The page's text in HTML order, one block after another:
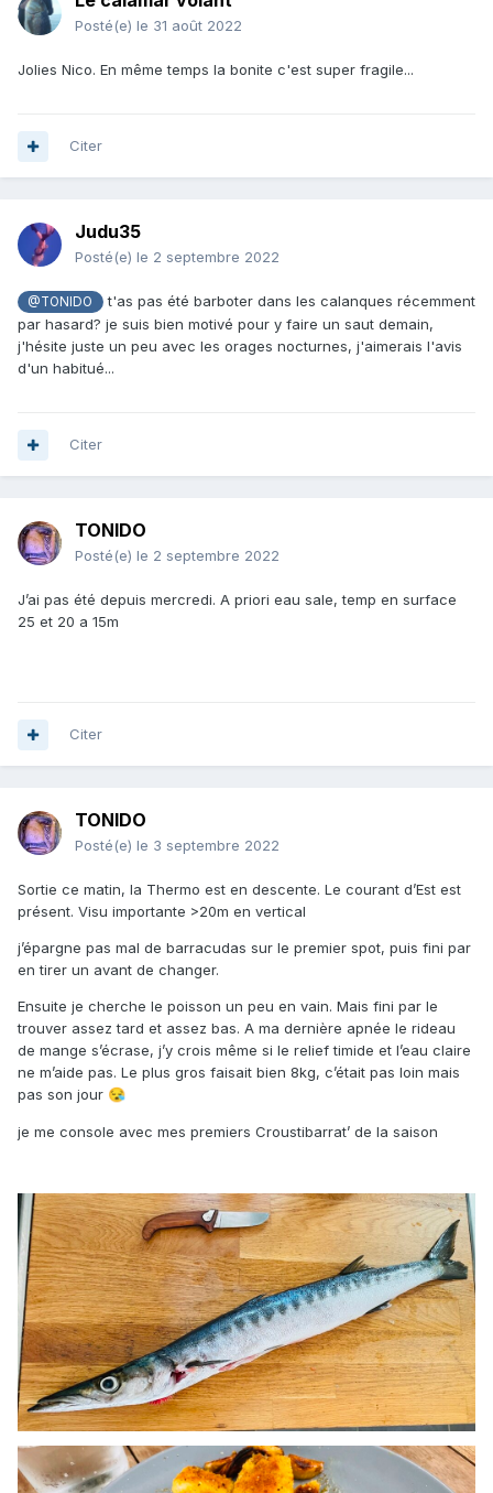
Posté(e) le 31 août 2022
Jolies Nico. En même temps la bonite c'est super fragile...
Citer
Judu35
Posté(e) le 2 septembre 2022
@TONIDO
t'as pas été barboter dans les calanques récemment
par hasard? je suis bien motivé pour y faire un saut demain,
j'hésite juste un peu avec les orages nocturnes, j'aimerais l'avis
d'un habitué...
Citer
TONIDO
Posté(e) le 2 septembre 2022
J’ai pas été depuis mercredi. A priori eau sale, temp en surface
25 et 20 a 15m
Citer
TONIDO
Posté(e) le 3 septembre 2022
Sortie ce matin, la Thermo est en descente. Le courant d’Est est
présent. Visu importante >20m en vertical
j’épargne pas mal de barracudas sur le premier spot, puis fini par
en tirer un avant de changer.
Ensuite je cherche le poisson un peu en vain. Mais fini par le
trouver assez tard et assez bas. A ma dernière apnée le rideau
de mange s’écrase, j’y crois même si le relief timide et l’eau claire
ne m’aide pas. Le plus gros faisait bien 8kg, c’était pas loin mais
pas son jour 😪
je me console avec mes premiers Croustibarrat’ de la saison